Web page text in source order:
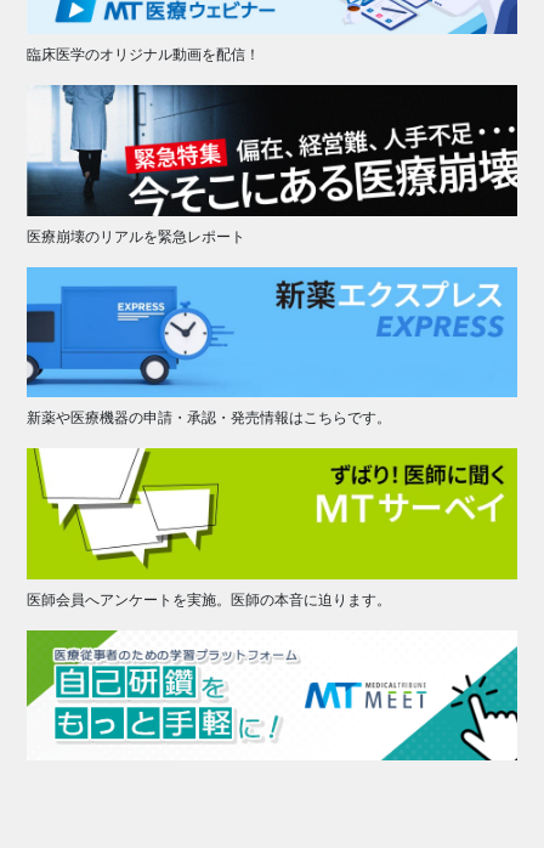
臨床医学のオリジナル動画を配信！
医療崩壊のリアルを緊急レポート
新薬や医療機器の申請・承認・発売情報はこちらです。
医師会員へアンケートを実施。医師の本音に迫ります。